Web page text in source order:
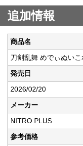
追加情報
商品名
刀剣乱舞 めでぃぬい
発売日
2026/02/20
メーカー
NITRO PLUS
参考価格